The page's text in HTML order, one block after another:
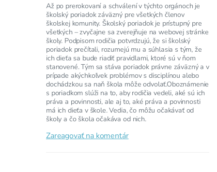
Až po prerokovaní a schválení v týchto orgánoch je
školský poriadok záväzný pre všetkých členov
školskej komunity. Školský poriadok je prístupný pre
všetkých – zvyčajne sa zverejňuje na webovej stránke
školy. Podpisom rodičia potvrdzujú, že si školský
poriadok prečítali, rozumejú mu a súhlasia s tým, že
ich dieťa sa bude riadiť pravidlami, ktoré sú v ňom
stanovené. Tým sa stáva poriadok právne záväzný a v
prípade akýchkoľvek problémov s disciplínou alebo
dochádzkou sa naň škola môže odvolať.Oboznámenie
s poriadkom slúži na to, aby rodičia vedeli, aké sú ich
práva a povinnosti, ale aj to, aké práva a povinnosti
má ich dieťa v škole. Vedia, čo môžu očakávať od
školy a čo škola očakáva od nich.
Zareagovať na komentár